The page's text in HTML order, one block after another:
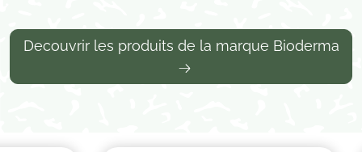
Decouvrir les produits de la marque Bioderma